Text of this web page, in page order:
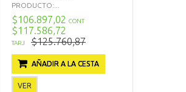
PRODUCTO:...
$106.897,02 CONT
$117.586,72
TARJ $125.760,87
AÑADIR A LA CESTA
VER